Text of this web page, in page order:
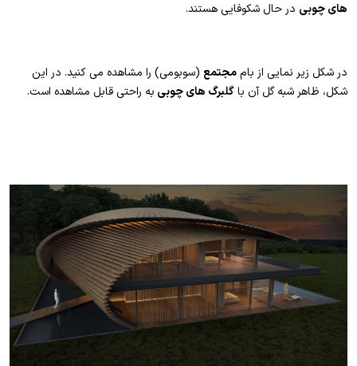
های چوبی در حال شکوفایی هستند.
در شکل زیر نمایی از باممجتمع (سوبومی) را مشاهده می کنید. در این
شکل، ظاهر شبه گل آن باگلبرگ های چوبی به راحتی قابل مشاهده است.